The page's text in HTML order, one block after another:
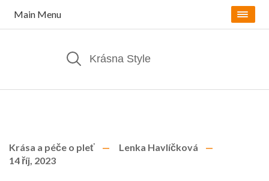
Main Menu
Krása a péče o pleť
Lenka Havlíčková
14 říj, 2023